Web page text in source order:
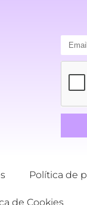
Política de
de Cookies